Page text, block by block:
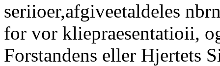
seriioer,afgiveetaldeles
for vor kliepraesentatioii,
Forstandens eller Hjertets